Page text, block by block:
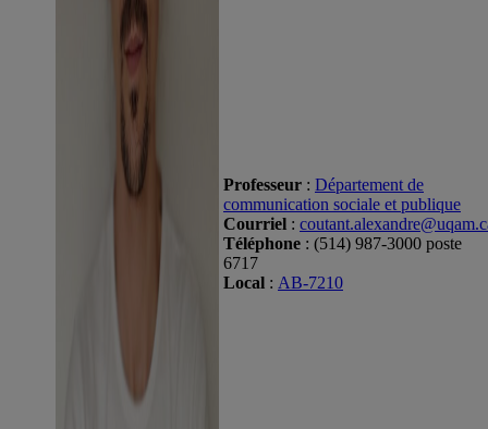
Professeur : Département de
communication sociale et publique
Courriel :
Téléphone : (514) 987-3000 poste
6717
Local : AB-7210